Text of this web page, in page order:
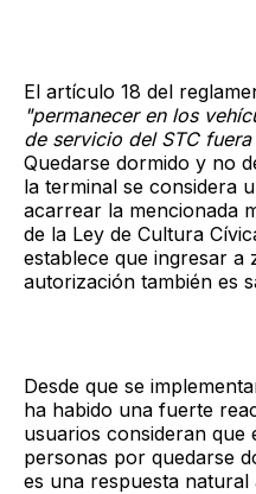
El artículo 18 del
"permanecer en los
de servicio del STC
Quedarse dormido y no
la terminal se considera
acarrear la mencionada
de la Ley de Cultura
establece que ingresar a
autorización también es
Desde que se
ha habido una fuerte
usuarios consideran que
personas por quedarse
es una respuesta natural